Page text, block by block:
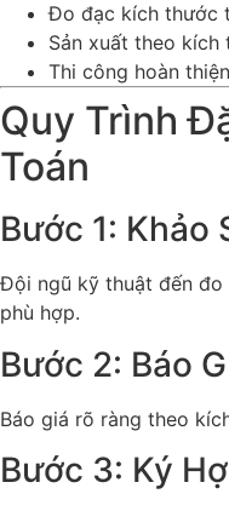
Đo đạc kích thước
Sản xuất theo
Thi công hoàn
Quy Trình
Toán
Bước 1: Khảo
Đội ngũ kỹ thuật đến
phù hợp.
Bước 2: Báo
Báo giá rõ ràng theo
Bước 3: Ký